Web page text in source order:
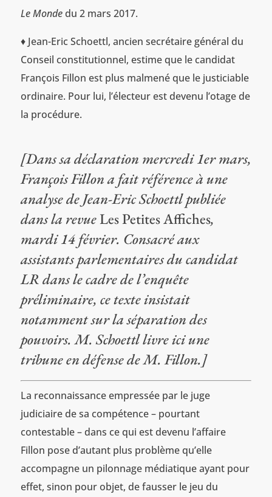
Le Mondedu 2 mars 2017.
♦ Jean-Eric Schoettl, ancien secrétaire général du
Conseil constitutionnel, estime que le candidat
François Fillon est plus malmené que le justiciable
ordinaire. Pour lui, l’électeur est devenu l’otage de
la procédure.
[Dans sa déclaration mercredi 1ermars,
François Fillon a fait référence à une
analyse de Jean-Eric Schoettl publiée
dans la revueLes Petites Affiches,
mardi 14 février. Consacré aux
assistants parlementaires du candidat
LR dans le cadre de l’enquête
préliminaire, ce texte insistait
notamment sur la séparation des
pouvoirs. M. Schoettl livre ici une
tribune en défense de M. Fillon.]
La reconnaissance empressée par le juge
judiciaire de sa compétence – pourtant
contestable – dans ce qui est devenu l’affaire
Fillon pose d’autant plus problème qu’elle
accompagne un pilonnage médiatique ayant pour
effet, sinon pour objet, de fausser le jeu du